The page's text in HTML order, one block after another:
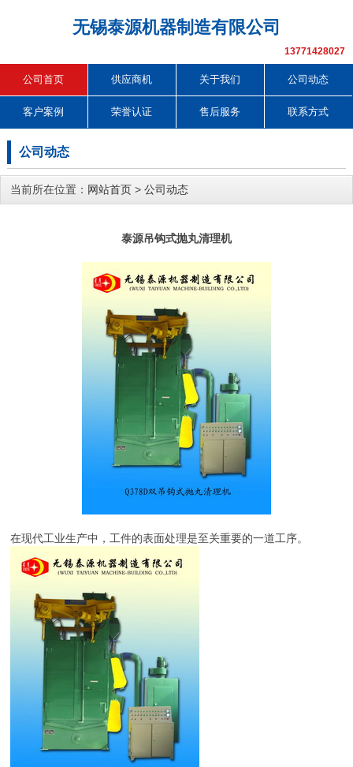
无锡泰源机器制造有限公司
13771428027
公司首页 供应商机 关于我们 公司动态
客户案例 荣誉认证 售后服务 联系方式
公司动态
当前所在位置： 网站首页 > 公司动态
泰源吊钩式抛丸清理机
在现代工业生产中，工件的表面处理是至关重要的一道工序。